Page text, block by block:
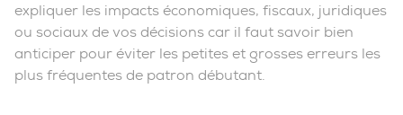
expliquer les impacts économiques, fiscaux, juridiques
ou sociaux de vos décisions car il faut savoir bien
anticiper pour éviter les petites et grosses erreurs les
plus fréquentes de patron débutant.